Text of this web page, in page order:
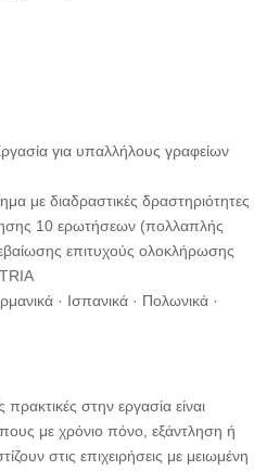
για υπαλλήλους γραφείων
με διαδραστικές δραστηριότητες
10 ερωτήσεων (πολλαπλής
επιτυχούς ολοκλήρωσης
· Ισπανικά · Πολωνικά ·
στην εργασία είναι
με χρόνιο πόνο, εξάντληση ή
στις επιχειρήσεις με μειωμένη